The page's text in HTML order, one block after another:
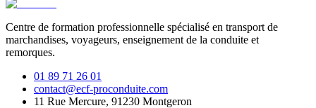
Centre de formation professionnelle spécialisé en transport de
marchandises, voyageurs, enseignement de la conduite et
remorques.
01 89 71 26 01
contact@ecf-proconduite.com
11 Rue Mercure, 91230 Montgeron